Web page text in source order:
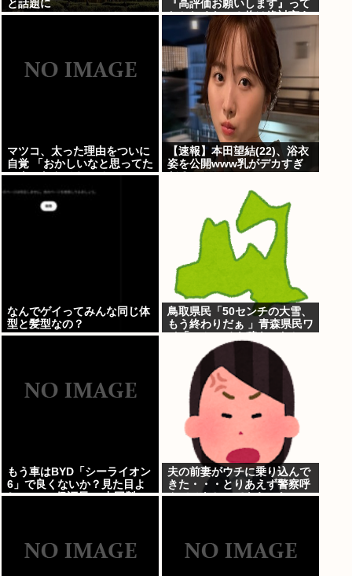
と話題に
『高評価お願いします』って
おかしくない？俺は絶対言え
ない」
マツコ、太った理由をついに
自覚 「おかしいなと思ってた
のよ、なんで？って」
【速報】本田望結(22)、浴衣
姿を公開www乳がデカすぎ
なんでゲイってみんな同じ体
型と髪型なの？
鳥取県民「50センチの大雪、
もう終わりだぁ 」青森県民ワ
イ「50センチも積もったか
もう車はBYD「シーライオン
6」で良くないか？見た目よ
し.PH.EV.保証長い.中国製…
夫の前妻がウチに乗り込んで
きた・・・とりあえず警察呼
んでひきとってもらった